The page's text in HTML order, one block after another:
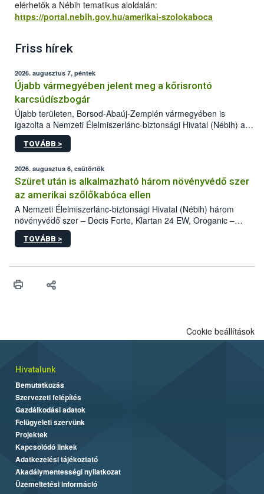
elérhetők a Nébih tematikus aloldalán:
https://portal.nebih.gov.hu/amerikai-szolokaboca
Friss hírek
2026. augusztus 7, péntek
Újabb vármegyében jelent meg a kőrisrontó
karcsúdíszbogár
Újabb területen, Borsod-Abaúj-Zemplén vármegyében is
igazolta a Nemzeti Élelmiszerlánc-biztonsági Hivatal (Nébih) a
kőrisrontó karcsúdíszbogár (Agrilus planipennis) jelenlétét. A
kártevőt nem csak színcsapdában találták meg, de már fertőzött
az intenzív felderítést, emellett az intézkedéseket a szlovák
hatósággal is összehangolják a terjedés megállítása érdekében.
TOVÁBB >
2026. augusztus 6, csütörtök
Szüret után is alkalmazható három növényvédő szer
az amerikai szőlőkabóca ellen
A Nemzeti Élelmiszerlánc-biztonsági Hivatal (Nébih) három
növényvédő szer – Decis Forte, Klartan 24 EW, Oroganic –
engedélyokiratát módosította, így azok a szüretet követően,
egészen a vesszőérettség (BBCH 91) stádiumáig
érésű szőlőkben is legyen lehetőség a károsító elleni további
felhasználók számára is elérhető és ökológiai termesztésben is
TOVÁBB >
Cookie beállítások
Hivatalunk
Bemutatkozás
Szervezeti felépítés
Gazdálkodási adatok
Felügyeleti szervünk
Projektek
Kapcsolódó linkek
Adatkezelési tájékoztató
Akadálymentességi nyilatkozat
Üzemeltetési információ